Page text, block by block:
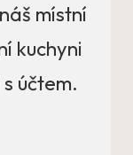
místní
kuchyni
účtem.